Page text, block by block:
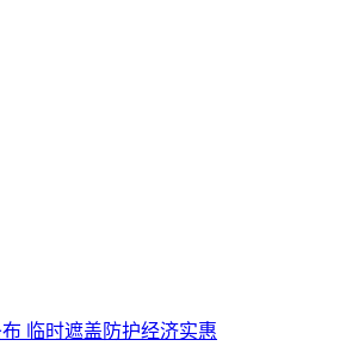
临时遮盖防护经济实惠